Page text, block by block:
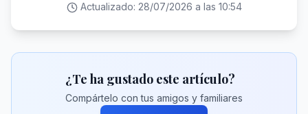
Actualizado: 28/07/2026 a las 10:54
¿Te ha gustado este artículo?
Compártelo con tus amigos y familiares